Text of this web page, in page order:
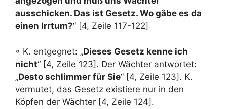
ausschicken. Das ist Gesetz. Wo gäbe es da
einen Irrtum?“ [4, Zeile 117-122]
◦ K. entgegnet: „Dieses Gesetz kenne ich
nicht“ [4, Zeile 123]. Der Wächter antwortet:
„Desto schlimmer für Sie“ [4, Zeile 123]. K.
vermutet, das Gesetz existiere nur in den
Köpfen der Wächter [4, Zeile 124].